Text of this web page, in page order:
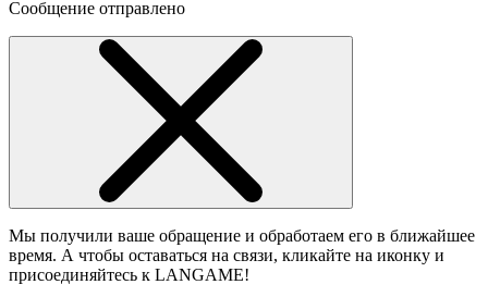
Сообщение отправлено
Мы получили ваше обращение и обработаем его в ближайшее
время. А чтобы оставаться на связи, кликайте на иконку и
присоединяйтесь к LANGAME!